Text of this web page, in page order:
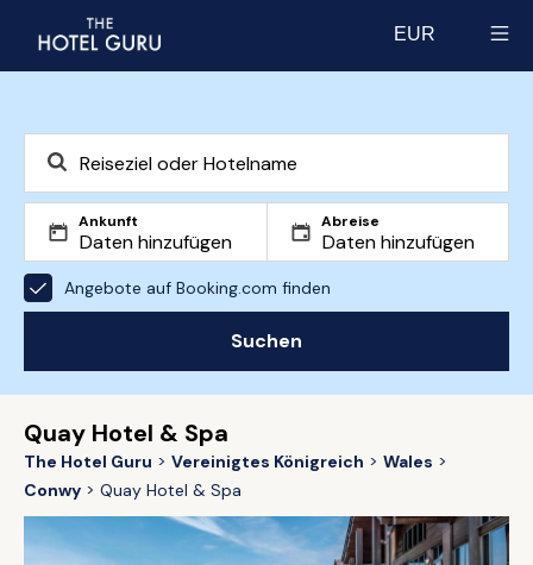
EUR
Ankunft Abreise
Angebote auf Booking.com finden
Suchen
Quay Hotel & Spa
The Hotel Guru Vereinigtes Königreich
Wales
Conwy
Quay Hotel & Spa